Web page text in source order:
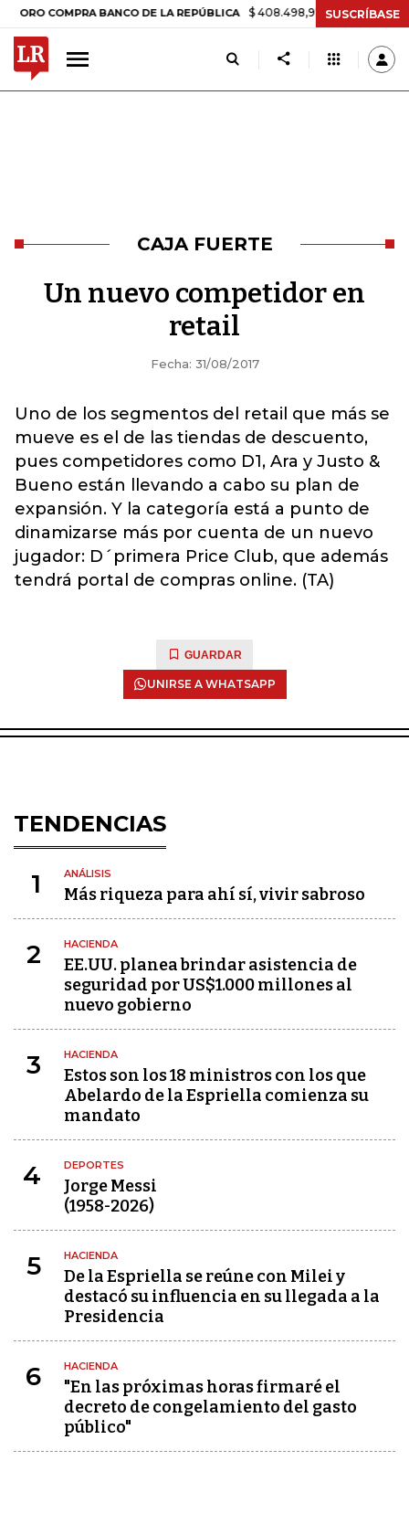
COMPRA BANCO DE LA REPÚBLICA $ 408.498,97 +$ 8.753,81 +2,19%
SUSCRÍBASE
CAJA FUERTE
Un nuevo competidor en
retail
Fecha: 31/08/2017
Uno de los segmentos del retail que más se
mueve es el de las tiendas de descuento,
pues competidores como D1, Ara y Justo &
Bueno están llevando a cabo su plan de
expansión. Y la categoría está a punto de
dinamizarse más por cuenta de un nuevo
jugador: D´primera Price Club, que además
tendrá portal de compras online. (TA)
GUARDAR
UNIRSE A WHATSAPP
TENDENCIAS
1 ANÁLISIS
Más riqueza para ahí sí, vivir sabroso
2 HACIENDA
EE.UU. planea brindar asistencia de
seguridad por US$1.000 millones al
nuevo gobierno
3 HACIENDA
Estos son los 18 ministros con los que
Abelardo de la Espriella comienza su
mandato
4 DEPORTES
Jorge Messi
(1958-2026)
5 HACIENDA
De la Espriella se reúne con Milei y
destacó su influencia en su llegada a la
Presidencia
6 HACIENDA
"En las próximas horas firmaré el
decreto de congelamiento del gasto
público"